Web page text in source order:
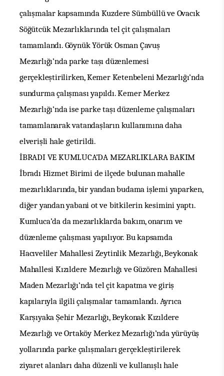
çalışmalar kapsamında Kuzdere Sümbüllü ve Ovacık
Söğütcük Mezarlıklarında tel çit çalışmaları
tamamlandı. Göynük Yörük Osman Çavuş
Mezarlığı’nda parke taşı düzenlemesi
gerçekleştirilirken, Kemer Ketenbeleni Mezarlığı’nda
sundurma çalışması yapıldı. Kemer Merkez
Mezarlığı’nda ise parke taşı düzenleme çalışmaları
tamamlanarak vatandaşların kullanımına daha
elverişli hale getirildi.
İBRADI VE KUMLUCA’DA MEZARLIKLARA BAKIM
İbradı Hizmet Birimi de ilçede bulunan mahalle
mezarlıklarında, bir yandan budama işlemi yaparken,
diğer yandan yabani ot ve bitkilerin kesimini yaptı.
Kumluca’da da mezarlıklarda bakım, onarım ve
düzenleme çalışması yapılıyor. Bu kapsamda
Hacıveliler Mahallesi Zeytinlik Mezarlığı, Beykonak
Mahallesi Kızıldere Mezarlığı ve Güzören Mahallesi
Maden Mezarlığı’nda tel çit kapatma ve giriş
kapılarıyla ilgili çalışmalar tamamlandı. Ayrıca
Karşıyaka Şehir Mezarlığı, Beykonak Kızıldere
Mezarlığı ve Ortaköy Merkez Mezarlığı’nda yürüyüş
yollarında parke çalışmaları gerçekleştirilerek
ziyaret alanları daha düzenli ve kullanışlı hale